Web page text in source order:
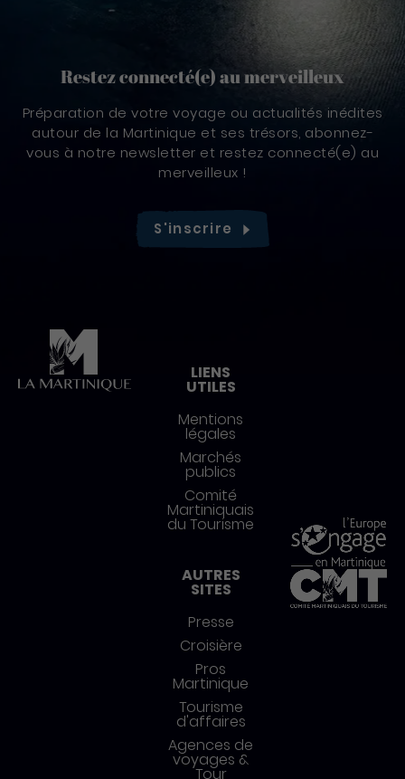
Restez connecté(e) au merveilleux
Préparation de votre voyage ou actualités inédites
autour de la Martinique et ses trésors, abonnez-
vous à notre newsletter et restez connecté(e) au
merveilleux !
S'inscrire
LIENS
UTILES
Mentions
légales
Marchés
publics
Comité
Martiniquais
du Tourisme
AUTRES
SITES
Presse
Croisière
Pros
Martinique
Tourisme
d'affaires
Agences de
voyages &
Tour